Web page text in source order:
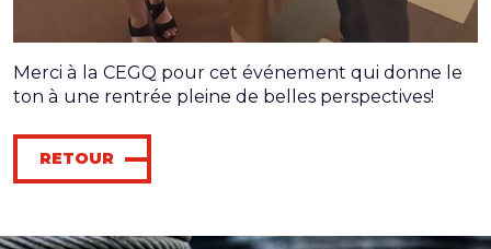
Merci à la CEGQ pour cet événement qui donne le
ton à une rentrée pleine de belles perspectives!
RETOUR